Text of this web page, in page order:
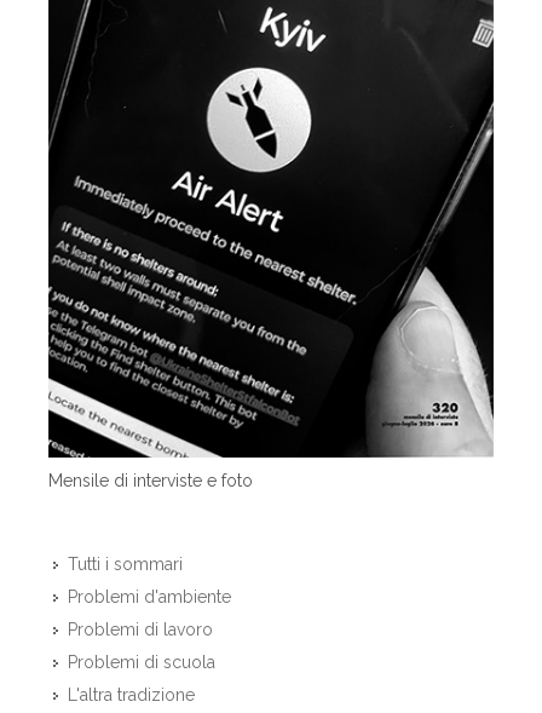
Mensile di interviste e foto
Tutti i sommari
Problemi d'ambiente
Problemi di lavoro
Problemi di scuola
L'altra tradizione